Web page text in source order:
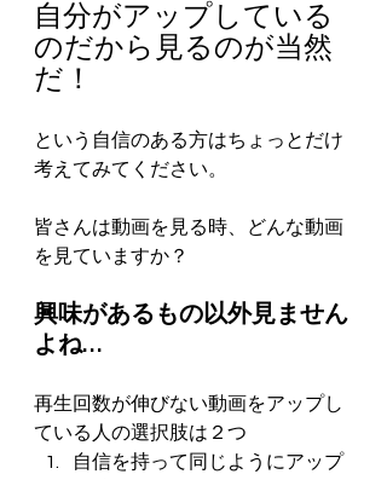
自分がアップしている
のだから見るのが当然
だ！
という自信のある方はちょっとだけ
考えてみてください。
皆さんは動画を見る時、どんな動画
を見ていますか？
興味があるもの以外見ません
よね…
再生回数が伸びない動画をアップし
ている人の選択肢は２つ
自信を持って同じようにアップ